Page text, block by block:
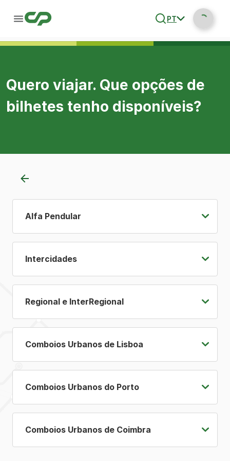
PT
Quero viajar. Que opções de
bilhetes tenho disponíveis?
Alfa Pendular
Intercidades
Regional e InterRegional
Comboios Urbanos de Lisboa
Comboios Urbanos do Porto
Comboios Urbanos de Coimbra